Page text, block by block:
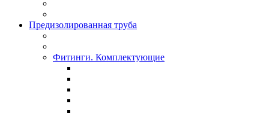
Предизолированная труба
Фитинги. Комплектующие